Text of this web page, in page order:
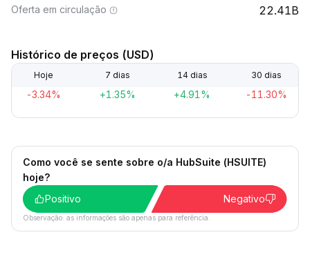
Oferta em circulação 22.41B
Histórico de preços (USD)
Hoje 7 dias 14 dias 30 dias
-3.34% +1.35% +4.91% -11.30%
Como você se sente sobre o/a HubSuite (HSUITE)
hoje?
Positivo
Negativo
Observação: as informações são apenas para referência.